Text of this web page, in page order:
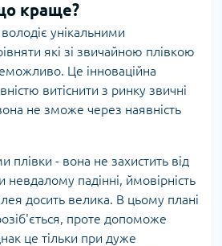
краще?
унікальними
які зі звичайною плівкою
Це інноваційна
витіснити з ринку звичні
не зможе через наявність
плівки - вона не захистить від
невдалому падінні, ймовірність
досить велика. В цьому плані
проте допоможе
це тільки при дуже